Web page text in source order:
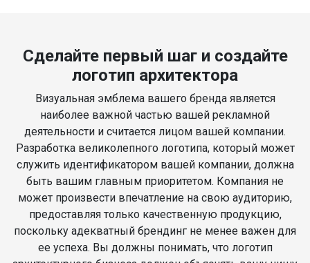
Сделайте первый шаг и создайте
логотип архитектора
Визуальная эмблема вашего бренда является
наиболее важной частью вашей рекламной
деятельности и считается лицом вашей компании.
Разработка великолепного логотипа, который может
служить идентификатором вашей компании, должна
быть вашим главным приоритетом. Компания не
может произвести впечатление на свою аудиторию,
предоставляя только качественную продукцию,
поскольку адекватный брендинг не менее важен для
ее успеха. Вы должны понимать, что логотип